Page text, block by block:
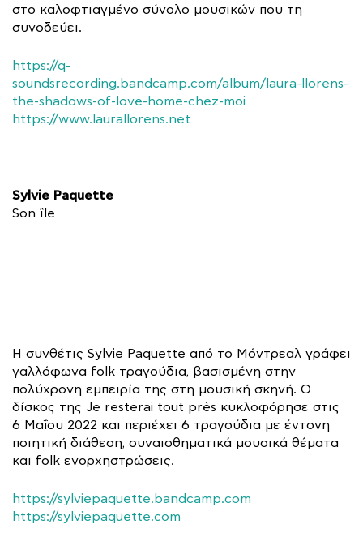
στο καλοφτιαγμένο σύνολο μουσικών που τη
συνοδεύει.
https://q-
soundsrecording.bandcamp.com/album/laura-llorens-
the-shadows-of-love-home-chez-moi
https://www.laurallorens.net
Sylvie Paquette
Son île
Η συνθέτις Sylvie Paquette από το Μόντρεαλ γράφει
γαλλόφωνα folk τραγούδια, βασισμένη στην
πολύχρονη εμπειρία της στη μουσική σκηνή. Ο
δίσκος της Je resterai tout près κυκλοφόρησε στις
6 Μαΐου 2022 και περιέχει 6 τραγούδια με έντονη
ποιητική διάθεση, συναισθηματικά μουσικά θέματα
και folk ενορχηστρώσεις.
https://sylviepaquette.bandcamp.com
https://sylviepaquette.com